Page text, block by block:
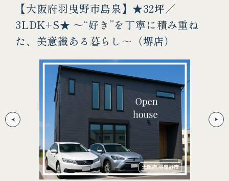
【大阪府羽曳野市島泉】★32坪／
3LDK+S★ ～“好き”を丁寧に積み重ね
た、美意識ある暮らし～（堺店）